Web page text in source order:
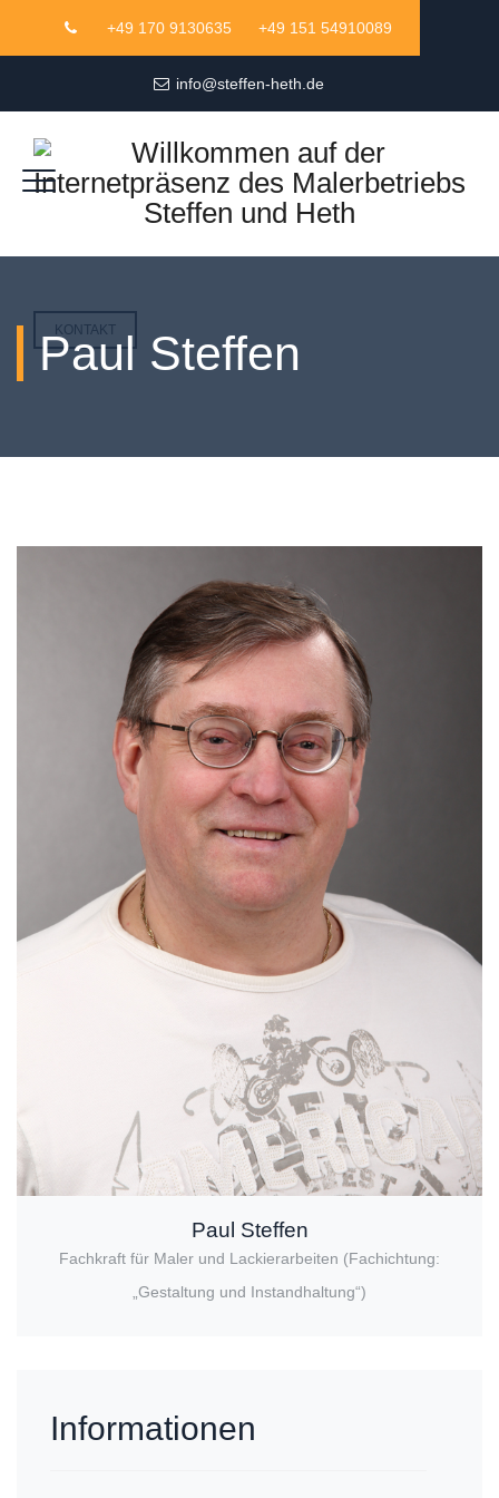
+49 170 9130635 +49 151 54910089
info@steffen-heth.de
KONTAKT
Paul Steffen
Paul Steffen
Fachkraft für Maler und Lackierarbeiten (Fachichtung:
„Gestaltung und Instandhaltung“)
Informationen